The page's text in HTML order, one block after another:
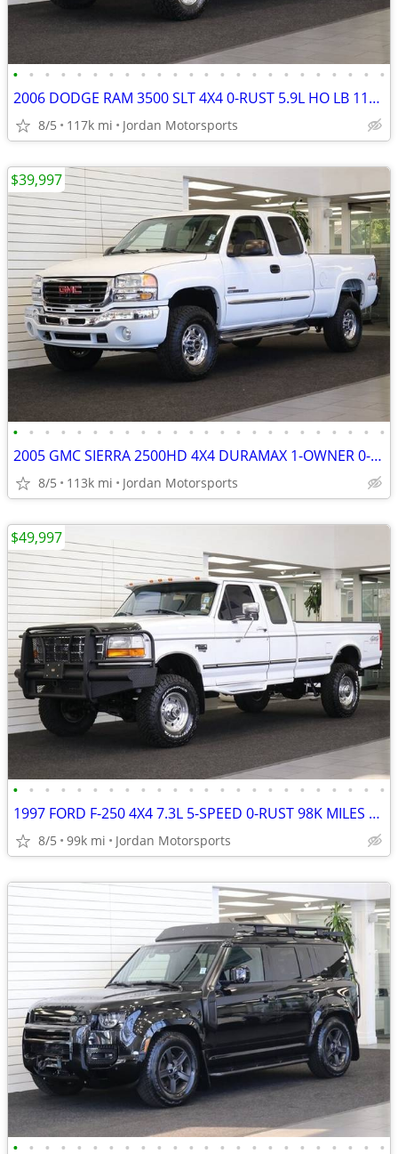
• • • • • • • • • • • • • • • • • • • • • • • •
2006 DODGE RAM 3500 SLT 4X4 0-RUST 5.9L HO LB 117K 2500 2007 2005 2004
8/5 117k mi Jordan Motorsports
• • • • • • • • • • • • • • • • • • • • • • • •
2005 GMC SIERRA 2500HD 4X4 DURAMAX 1-OWNER 0-RUST silverado 2006 2004
8/5 113k mi Jordan Motorsports
$39,997
• • • • • • • • • • • • • • • • • • • • • • • •
1997 FORD F-250 4X4 7.3L 5-SPEED 0-RUST 98K MILES F250 F350 1996 1995
8/5 99k mi Jordan Motorsports
$49,997
• • • • • • • • • • • • • • • • • • • • • • • •